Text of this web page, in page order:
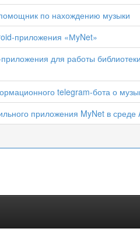
по нахождению музыки
приложения «МyNet»
для работы
telegram-бота о
приложения MyNet в среде